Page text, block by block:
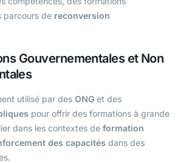
parcours de reconversion
Gouvernementales et Non
utilisé par des ONG et des
pour offrir des formations à grande
dans les contextes de formation
des capacités dans des